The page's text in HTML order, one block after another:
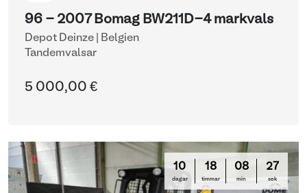
96 - 2007 Bomag BW211D-4 markvals
Depot Deinze | Belgien
Tandemvalsar
5 000,00 €
10
dagar
18
timmar
08
min
26
sek